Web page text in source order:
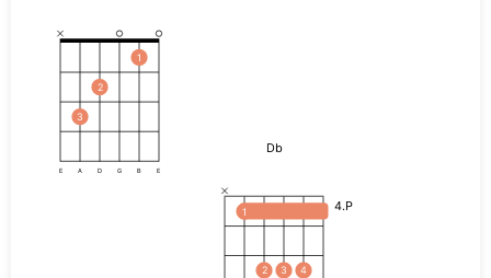
3
2
1
E A D G B E
Db
4.P
1
2 3 4